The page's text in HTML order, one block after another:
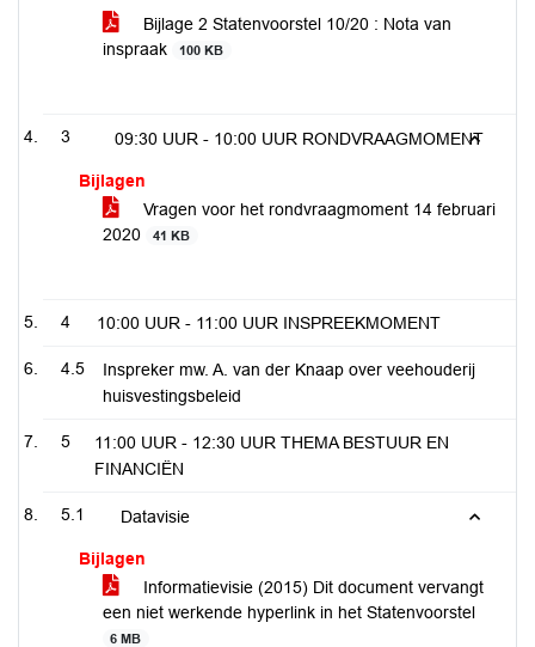
Bijlage 2 Statenvoorstel 10/20 : Nota van
inspraak
100 KB
3 09:30 UUR - 10:00 UUR RONDVRAAGMOMENT
Bijlagen
Vragen voor het rondvraagmoment 14 februari
2020
41 KB
4 10:00 UUR - 11:00 UUR INSPREEKMOMENT
4.5
Inspreker mw. A. van der Knaap over veehouderij
huisvestingsbeleid
5
11:00 UUR - 12:30 UUR THEMA BESTUUR EN
FINANCIËN
5.1 Datavisie
Bijlagen
Informatievisie (2015) Dit document vervangt
een niet werkende hyperlink in het Statenvoorstel
6 MB